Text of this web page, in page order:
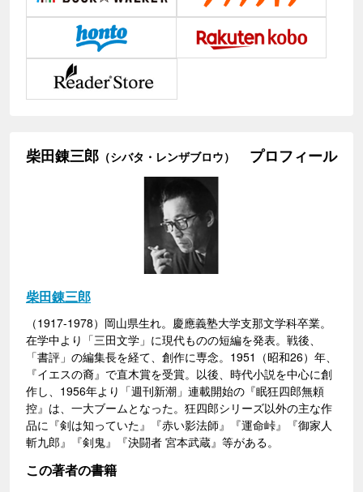
柴田錬三郎 （シバタ・レンザブロウ） プロフィール
柴田錬三郎
（1917-1978）岡山県生れ。慶應義塾大学支那文学科卒業。
在学中より「三田文学」に現代ものの短編を発表。戦後、
「書評」の編集長を経て、創作に専念。1951（昭和26）年、
『イエスの裔』で直木賞を受賞。以後、時代小説を中心に創
作し、1956年より「週刊新潮」連載開始の『眠狂四郎無頼
控』は、一大ブームとなった。狂四郎シリーズ以外の主な作
品に『剣は知っていた』『赤い影法師』『運命峠』『御家人
斬九郎』『剣鬼』『決闘者 宮本武蔵』等がある。
この著者の書籍